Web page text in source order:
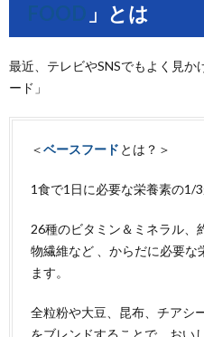
FOOD 」とは
最近、テレビやSNSでもよく見
ード」
＜ベースフード とは？＞
1食で1 日に必要な栄養素の1/3
26種のビタミン＆ミネラル、
物繊維など 、からだに必要
ます。
全粒粉や大豆、昆布、チアシ
をブレンドすることで、 おい